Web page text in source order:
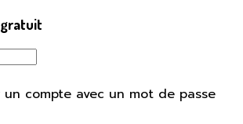
compte avec un mot de passe